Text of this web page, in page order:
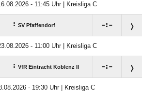
- 11:45 Uhr | Kreisliga C
: SV Pfaffendorf :
- 11:00 Uhr | Kreisliga C
: VfR Eintracht Koblenz II :
- 19:30 Uhr | Kreisliga C